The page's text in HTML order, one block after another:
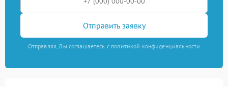
Отправить заявку
Отправляя, Вы соглашаетесь с политикой конфиденциальности